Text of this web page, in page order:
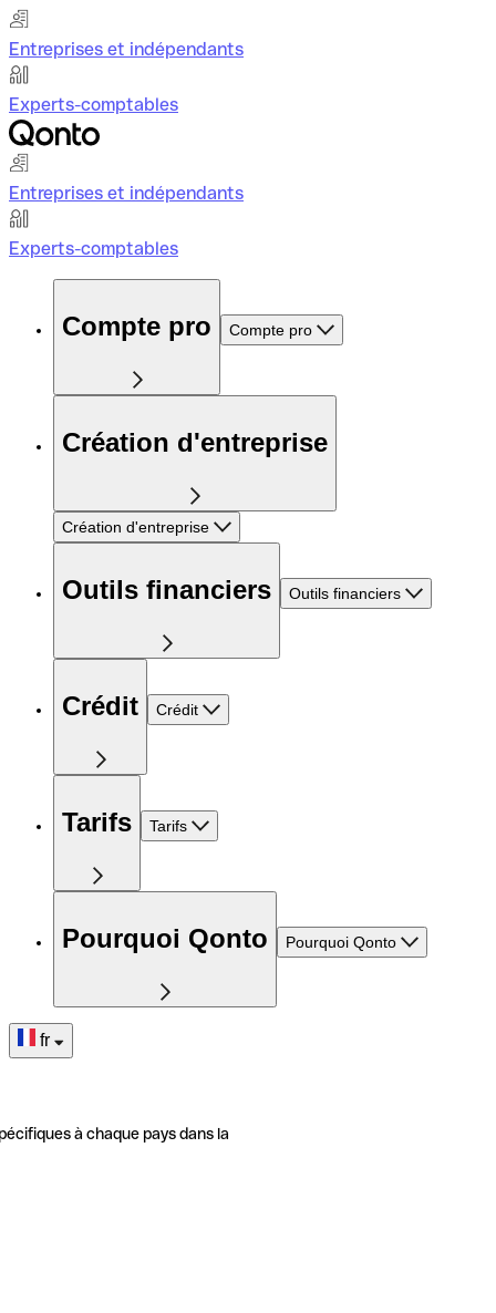
Entreprises et indépendants
Experts-comptables
Entreprises et indépendants
Experts-comptables
Compte pro Compte pro
Création d'entreprise
Création d'entreprise
Outils financiers Outils financiers
Crédit Crédit
Tarifs Tarifs
Pourquoi Qonto Pourquoi Qonto
fr
à chaque pays dans la